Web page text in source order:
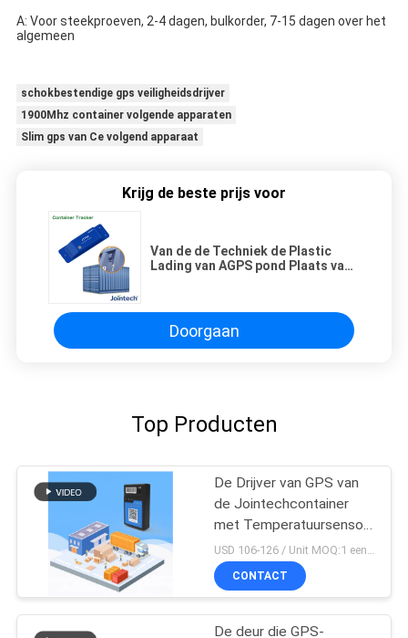
A: Voor steekproeven, 2-4 dagen, bulkorder, 7-15 dagen over het
algemeen
schokbestendige gps veiligheidsdrijver
1900Mhz container volgende apparaten
Slim gps van Ce volgend apparaat
Krijg de beste prijs voor
Van de de Techniek de Plastic
Lading van AGPS pond Plaats van
Doorgaan
Top Producten
De Drijver van GPS van
de Jointechcontainer
met Temperatuursensor
voor Koude Logistische
Ketting
USD 106-126 / Unit MOQ:1 eenheid
CONTACT
De deur die GPS-